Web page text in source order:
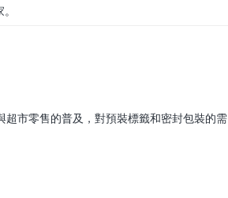
超市零售的普及，對預裝標籤和密封包裝的需